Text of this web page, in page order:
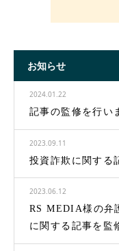
お知らせ
2024.01.22
記事の監修を行い
2023.09.11
投資詐欺に関する
2023.06.12
RS MEDIA様の弁
に関する記事を監